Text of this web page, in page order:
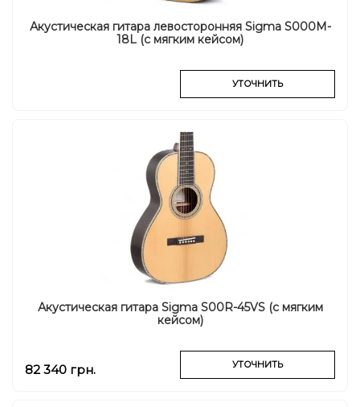
Акустическая гитара левосторонняя Sigma S000M-
18L (с мягким кейсом)
УТОЧНИТЬ
Акустическая гитара Sigma S00R-45VS (с мягким
кейсом)
82 340 грн. УТОЧНИТЬ